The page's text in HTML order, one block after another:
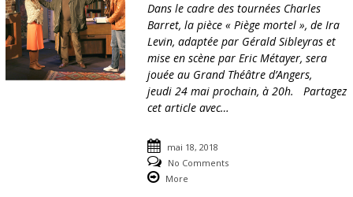
Dans le cadre des tournées Charles
Barret, la pièce « Piège mortel », de Ira
Levin, adaptée par Gérald Sibleyras et
mise en scène par Eric Métayer, sera
jouée au Grand Théâtre d’Angers,
jeudi 24 mai prochain, à 20h. Partagez
cet article avec…
mai 18, 2018
No Comments
More